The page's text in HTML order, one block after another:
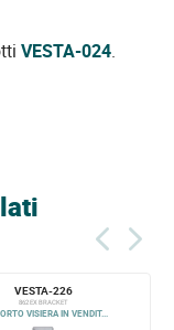
VESTA-024.
VESTA-226
862 EX BRACKET
VISIERA IN VENDIT...